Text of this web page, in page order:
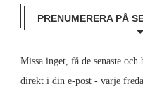
PRENUMERERA PÅ
Missa inget, få de senaste och
direkt i din e-post - varje